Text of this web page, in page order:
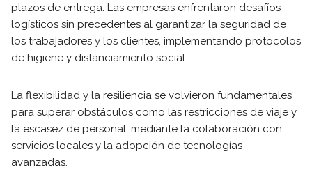
plazos de entrega. Las empresas enfrentaron desafíos
logísticos sin precedentes al garantizar la seguridad de
los trabajadores y los clientes, implementando protocolos
de higiene y distanciamiento social.
La flexibilidad y la resiliencia se volvieron fundamentales
para superar obstáculos como las restricciones de viaje y
la escasez de personal, mediante la colaboración con
servicios locales y la adopción de tecnologías
avanzadas.